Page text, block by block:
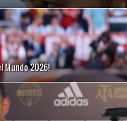
Mundo 2026!